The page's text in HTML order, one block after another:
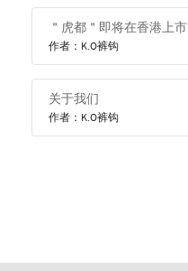
＂虎都＂即将在香港上市
作者：K.O裤钩
关于我们
作者：K.O裤钩